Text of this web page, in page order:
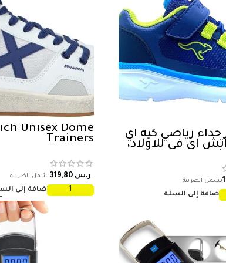
حذاء رياضي كيه اي
اي في للاولاد،
إضافة إلى السلة
Unisex Dome
Trainers
ر.س
إضافة إلى